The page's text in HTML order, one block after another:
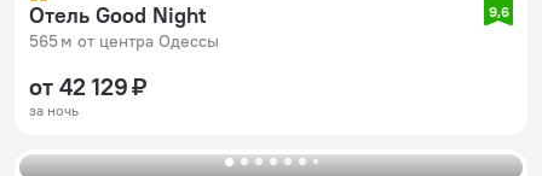
Отель Good Night
565 м от центра Одессы
9,6
от 42 129 ₽
за ночь